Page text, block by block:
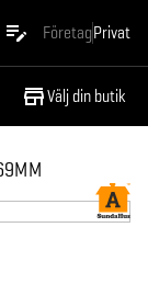
FöretagPrivat
Välj din butik